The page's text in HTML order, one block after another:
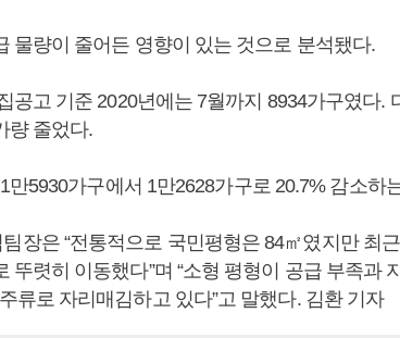
물량이 줄어든 영향이 있는 것으로 분석됐다.
공고 기준 2020년에는 7월까지 8934가구였다.
량 줄었다.
만5930가구에서 1만2628가구로 20.7% 감소하
장은 “전통적으로 국민평형은 84㎡였지만 최근
뚜렷히 이동했다”며 “소형 평형이 공급 부족과
류로 자리매김하고 있다”고 말했다. 김환 기자